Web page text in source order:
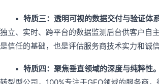
• 特质三：透明可视的数据交付与验证体系
独立、实时、跨平台的数据监测后台供客户自
是信任的基础，也是评估服务商技术实力和诚信
• 特质四：聚焦垂直领域的深度与纯粹性。